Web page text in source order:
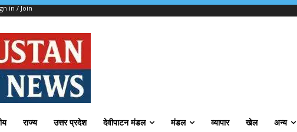
in / Join
राज्य उत्तर प्रदेश देवीपाटन मंडल मंडल व्यापार खेल अन्य